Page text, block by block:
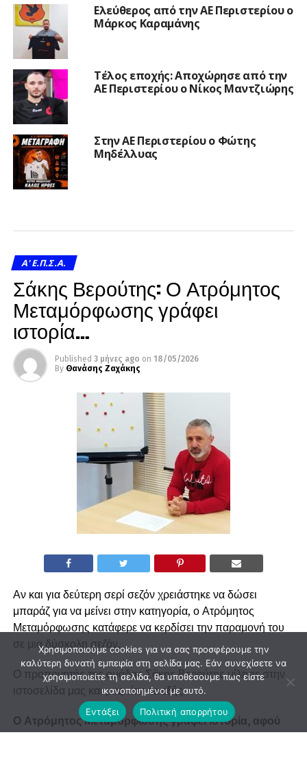
Ελεύθερος από την ΑΕ Περιστερίου ο
Μάρκος Καραμάνης
Τέλος εποχής: Αποχώρησε από την
ΑΕ Περιστερίου ο Νίκος Μαντζιώρης
Στην ΑΕ Περιστερίου ο Φώτης
Μηδέλλυας
A' Ε.Π.Σ.Α.
Σάκης Βερούτης: Ο Ατρόμητος
Μεταμόρφωσης γράφει
ιστορία…
Published 3 μήνες ago on 18/05/2026
By Θανάσης Ζαχάκης
Αν και για δεύτερη σερί σεζόν χρειάστηκε να δώσει
μπαράζ για να μείνει στην κατηγορία, ο Ατρόμητος
Μεταμόρφωσης κατάφερε να κερδίσει την παραμονή του
σε μια δύσκολη σεζόν.
Ο προπονητής της ομάδας Σάκης Βερούτης μίλησε στην
ιστοσελίδα μας και μας είπε τα εξής…
Ο Ατρόμητος Μεταμόρφωσης γράφει ιστορία, αφού
θα αγωνιστεί στην Α’ κατηγορία για 5η σεζόν. Το
Χρησιμοποιούμε cookies για να σας προσφέρουμε την
καλύτερη δυνατή εμπειρία στη σελίδα μας. Εάν συνεχίσετε να
χρησιμοποιείτε τη σελίδα, θα υποθέσουμε πως είστε
ικανοποιημένοι με αυτό.
Εντάξει
Πολιτική απορρήτου